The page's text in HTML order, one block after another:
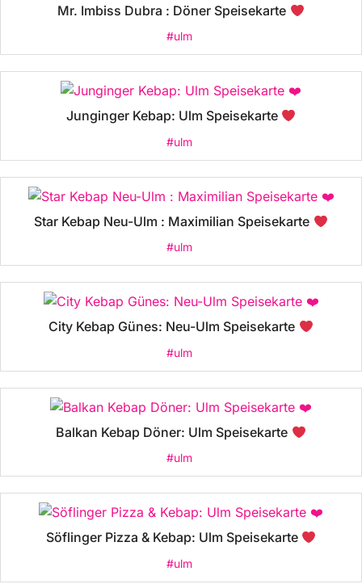
Mr. Imbiss Dubra : Döner Speisekarte
#ulm
Junginger Kebap: Ulm Speisekarte
#ulm
Star Kebap Neu-Ulm : Maximilian Speisekarte
#ulm
City Kebap Günes: Neu-Ulm Speisekarte
#ulm
Balkan Kebap Döner: Ulm Speisekarte
#ulm
Söflinger Pizza & Kebap: Ulm Speisekarte
#ulm